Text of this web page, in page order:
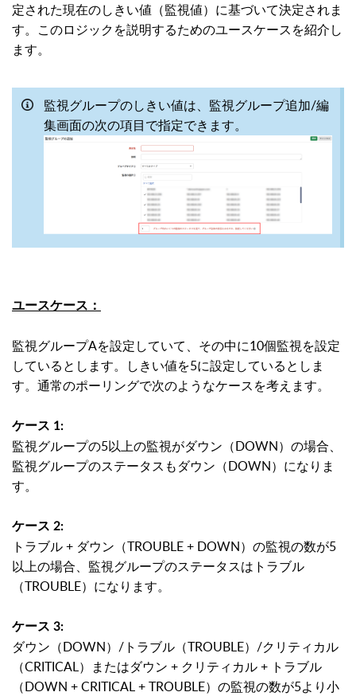
定された現在のしきい値（監視値）に基づいて決定されま
す。このロジックを説明するためのユースケースを紹介し
ます。
監視グループのしきい値は、監視グループ追加/編
集画面の次の項目で指定できます。
ユースケース：
監視グループAを設定していて、その中に10個監視を設定
しているとします。しきい値を5に設定しているとしま
す。通常のポーリングで次のようなケースを考えます。
ケース 1:
監視グループの5以上の監視がダウン（DOWN）の場合、
監視グループのステータスもダウン（DOWN）になりま
す。
ケース 2:
トラブル + ダウン（TROUBLE + DOWN）の監視の数が5
以上の場合、監視グループのステータスはトラブル
（TROUBLE）になります。
ケース 3:
ダウン（DOWN）/トラブル（TROUBLE）/クリティカル
（CRITICAL）またはダウン + クリティカル + トラブル
（DOWN + CRITICAL + TROUBLE）の監視の数が5より小